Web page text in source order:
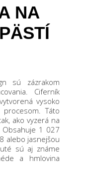
NA
sú zázrakom
Ciferník
vysoko
procesom. Táto
ako vyzerá na
1 027
alebo jasnejšou
sú aj známe
a hmlovina